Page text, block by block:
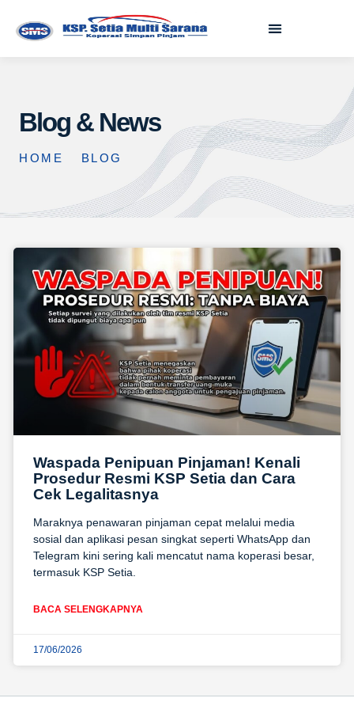
Blog & News
HOME BLOG
Waspada Penipuan Pinjaman! Kenali
Prosedur Resmi KSP Setia dan Cara
Cek Legalitasnya
Maraknya penawaran pinjaman cepat melalui media
sosial dan aplikasi pesan singkat seperti WhatsApp dan
Telegram kini sering kali mencatut nama koperasi besar,
termasuk KSP Setia.
BACA SELENGKAPNYA
17/06/2026